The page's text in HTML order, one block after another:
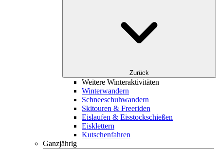
Zurück
Weitere Winteraktivitäten
Winterwandern
Schneeschuhwandern
Skitouren & Freeriden
Eislaufen & Eisstockschießen
Eisklettern
Kutschenfahren
Ganzjährig